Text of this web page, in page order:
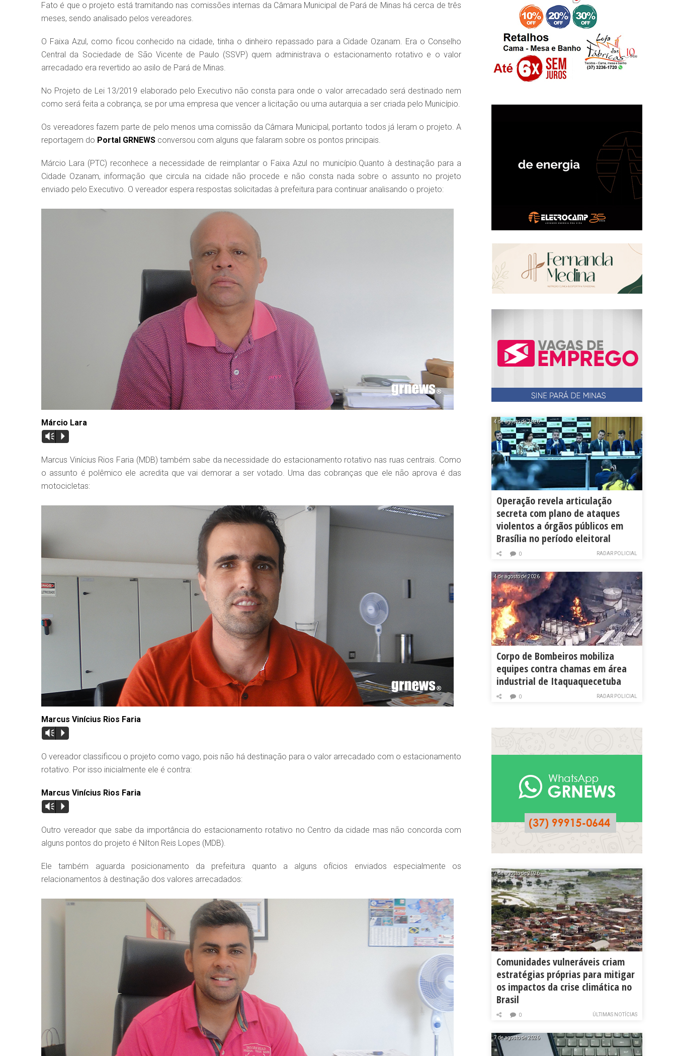
Fato é que o projeto está tramitando nas comissões internas da Câmara Municipal de Pará de Minas há cerca de três
meses, sendo analisado pelos vereadores.
O Faixa Azul, como ficou conhecido na cidade, tinha o dinheiro repassado para a Cidade Ozanam. Era o Conselho
Central da Sociedade de São Vicente de Paulo (SSVP) quem administrava o estacionamento rotativo e o valor
arrecadado era revertido ao asilo de Pará de Minas.
No Projeto de Lei 13/2019 elaborado pelo Executivo não consta para onde o valor arrecadado será destinado nem
como será feita a cobrança, se por uma empresa que vencer a licitação ou uma autarquia a ser criada pelo Município.
Os vereadores fazem parte de pelo menos uma comissão da Câmara Municipal, portanto todos já leram o projeto. A
reportagem do Portal GRNEWS conversou com alguns que falaram sobre os pontos principais.
Márcio Lara (PTC) reconhece a necessidade de reimplantar o Faixa Azul no município.Quanto à destinação para a
Cidade Ozanam, informação que circula na cidade não procede e não consta nada sobre o assunto no projeto
enviado pelo Executivo. O vereador espera respostas solicitadas à prefeitura para continuar analisando o projeto:
Márcio Lara
Vm P
Marcus Vinícius Rios Faria (MDB) também sabe da necessidade do estacionamento rotativo nas ruas centrais. Como
o assunto é polêmico ele acredita que vai demorar a ser votado. Uma das cobranças que ele não aprova é das
motocicletas:
Marcus Vinícius Rios Faria
Vm P
O vereador classificou o projeto como vago, pois não há destinação para o valor arrecadado com o estacionamento
rotativo. Por isso inicialmente ele é contra:
Marcus Vinícius Rios Faria
Vm P
Outro vereador que sabe da importância do estacionamento rotativo no Centro da cidade mas não concorda com
alguns pontos do projeto é Nilton Reis Lopes (MDB).
Ele também aguarda posicionamento da prefeitura quanto a alguns ofícios enviados especialmente os
relacionamentos à destinação dos valores arrecadados:
4 de agosto de 2026
Operação revela articulação
secreta com plano de ataques
violentos a órgãos públicos em
Brasília no período eleitoral
RADAR POLICIAL
0
4 de agosto de 2026
Corpo de Bombeiros mobiliza
equipes contra chamas em área
industrial de Itaquaquecetuba
RADAR POLICIAL
0
7 de agosto de 2026
Comunidades vulneráveis criam
estratégias próprias para mitigar
os impactos da crise climática no
Brasil
ÚLTIMAS NOTÍCIAS
0
7 de agosto de 2026